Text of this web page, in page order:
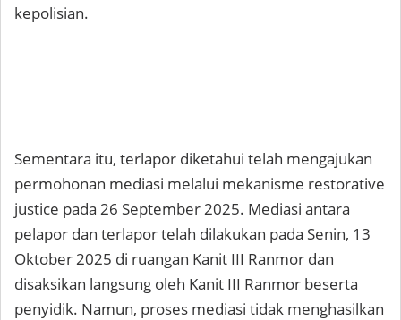
kepolisian.
Sementara itu, terlapor diketahui telah mengajukan
permohonan mediasi melalui mekanisme restorative
justice pada 26 September 2025. Mediasi antara
pelapor dan terlapor telah dilakukan pada Senin, 13
Oktober 2025 di ruangan Kanit III Ranmor dan
disaksikan langsung oleh Kanit III Ranmor beserta
penyidik. Namun, proses mediasi tidak menghasilkan